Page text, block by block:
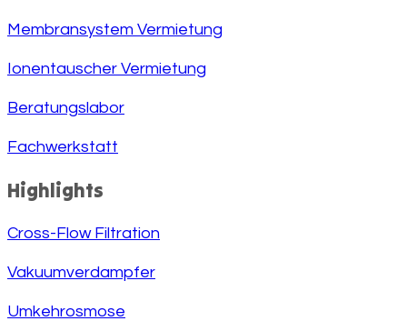
Membransystem Vermietung
Ionentauscher Vermietung
Beratungslabor
Fachwerkstatt
Highlights
Cross-Flow Filtration
Vakuumverdampfer
Umkehrosmose